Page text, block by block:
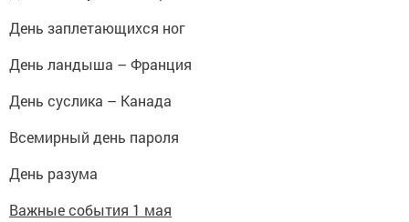
День заплетающихся ног
День ландыша – Франция
День суслика – Канада
Всемирный день пароля
День разума
Важные события 1 мая